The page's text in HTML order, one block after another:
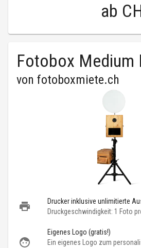
ab
Fotobox Medium
von fotoboxmiete.ch
Drucker inklusive unlimitierte
Druckgeschwindigkeit: 1 Foto
Eigenes Logo (gratis!)
Ein eigenes Logo zum